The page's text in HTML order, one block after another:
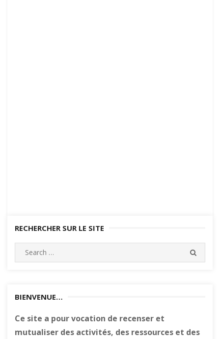
RECHERCHER SUR LE SITE
Search
for:
BIENVENUE…
Ce site a pour vocation de recenser et
mutualiser des activités, des ressources et des